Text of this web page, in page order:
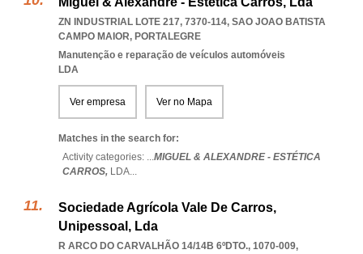
ZN INDUSTRIAL LOTE 217, 7370-114, SAO JOAO BATISTA
CAMPO MAIOR, PORTALEGRE
Manutenção e reparação de veículos automóveis
LDA
Ver empresa Ver no Mapa
Matches in the search for:
Activity categories: ...MIGUEL & ALEXANDRE - ESTÉTICA
CARROS, LDA...
Sociedade Agrícola Vale De Carros,
Unipessoal, Lda
R ARCO DO CARVALHÃO 14/14B 6ºDTO., 1070-009,